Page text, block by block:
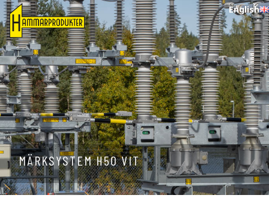
English
MÄRKSYSTEM H50 VIT